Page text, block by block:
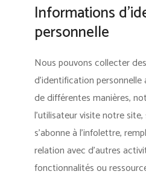
Informations
personnelle
Nous pouvons collecter
d’identification
de différentes manières,
l’utilisateur visite notre
s’abonne à l’infolettre,
relation avec d’autres
fonctionnalités ou